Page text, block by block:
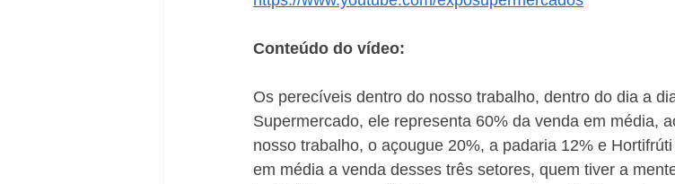
Conteúdo do vídeo:
Os perecíveis dentro do nosso trabalho, dentro do dia a
Supermercado, ele representa 60% da venda em média,
nosso trabalho, o açougue 20%, a padaria 12% e
em média a venda desses três setores, quem tiver a